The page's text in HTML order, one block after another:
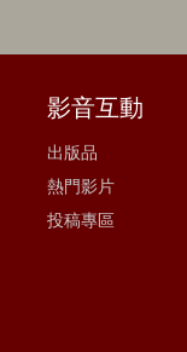
影音互動
出版品
熱門影片
投稿專區